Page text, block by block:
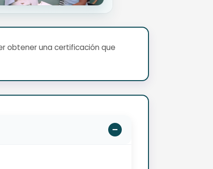
obtener una certificación que